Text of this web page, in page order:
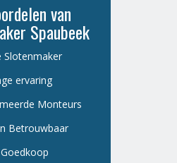
van
Spaubeek
Slotenmaker
ervaring
Monteurs
Betrouwbaar